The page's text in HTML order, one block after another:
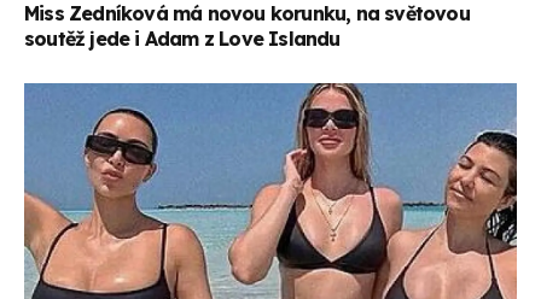
Miss Zedníková má novou korunku, na světovou
soutěž jede i Adam z Love Islandu